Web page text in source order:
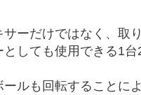
サーだけではなく、取
としても使用できる1
ールも回転することに